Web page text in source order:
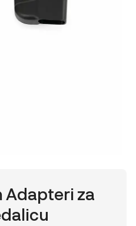
Adapteri za